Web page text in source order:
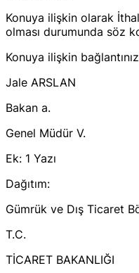
Konuya ilişkin olarak
olması durumunda söz
Konuya ilişkin
Jale ARSLAN
Bakan a.
Genel Müdür V.
Ek: 1 Yazı
Dağıtım:
Gümrük ve Dış Ticaret
T.C.
TİCARET BAKANLIĞI